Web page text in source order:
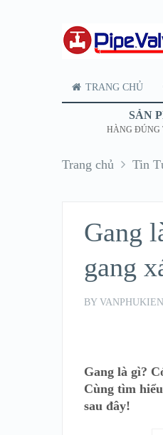
TRANG CHỦ
SẢN
HÀNG ĐÚNG
Trang chủ Tin
Gang
gang
BY VANPHUKIEN
Gang là gì?
Cùng tìm
sau đây!